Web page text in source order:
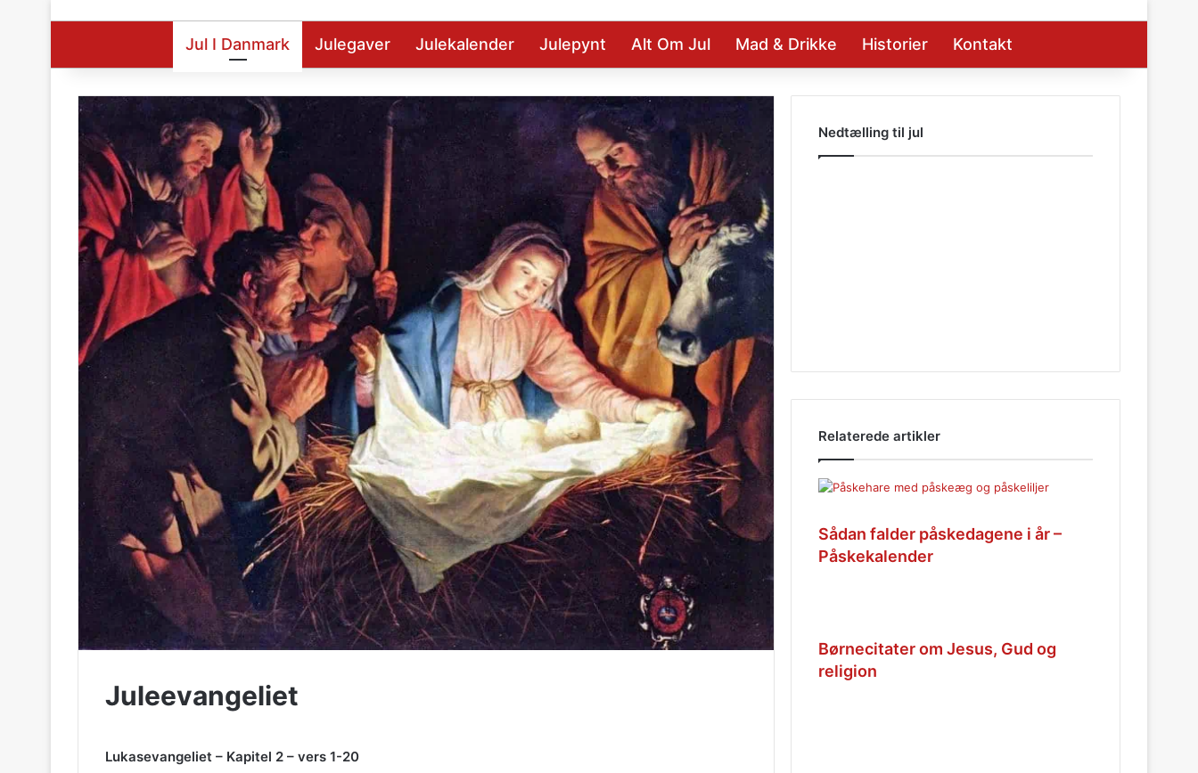
Jul I Danmark Julegaver Julekalender Julepynt Alt Om Jul Mad & Drikke Historier Kontakt
Juleevangeliet
Lukasevangeliet – Kapitel 2 – vers 1-20
Nedtælling til jul
Relaterede artikler
Sådan falder påskedagene i år –
Påskekalender
Børnecitater om Jesus, Gud og
religion